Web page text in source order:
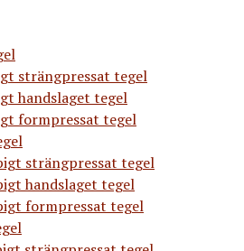
strängpressat tegel
handslaget tegel
formpressat tegel
strängpressat tegel
handslaget tegel
formpressat tegel